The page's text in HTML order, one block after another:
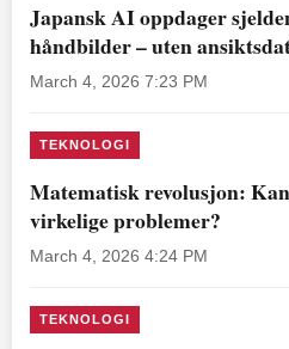
Japansk AI oppdager
håndbilder – uten
March 4, 2026 7:23 PM
TEKNOLOGI
Matematisk revolusjon:
virkelige problemer?
March 4, 2026 4:24 PM
TEKNOLOGI